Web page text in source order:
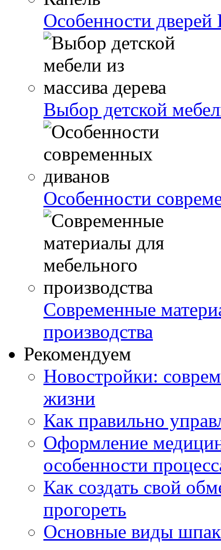
Особенности дверей
Выбор детской
Особенности
Современные
производства
Рекомендуем
Новостройки:
жизни
Как правильно
Оформление
особенности
Как создать свой
прогореть
Основные виды